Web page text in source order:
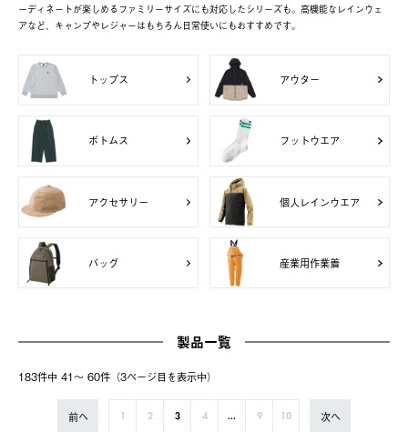
ーディネートが楽しめるファミリーサイズにも対応したシリーズも。高機能なレインウェ
アなど、キャンプやレジャーはもちろん日常使いにもおすすめです。
トップス アウター
ボトムス フットウエア
アクセサリー 個人レインウエア
バッグ 産業用作業着
製品一覧
183件中 41〜 60件（3ページ⽬を表⽰中）
前へ 2 3 4 ... 9 10 次へ